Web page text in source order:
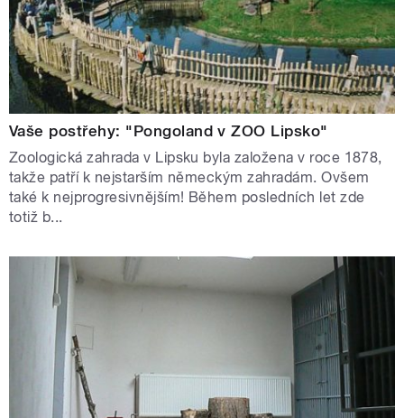
Vaše postřehy: "Pongoland v ZOO Lipsko"
Zoologická zahrada v Lipsku byla založena v roce 1878,
takže patří k nejstarším německým zahradám. Ovšem
také k nejprogresivnějším! Během posledních let zde
totiž b...